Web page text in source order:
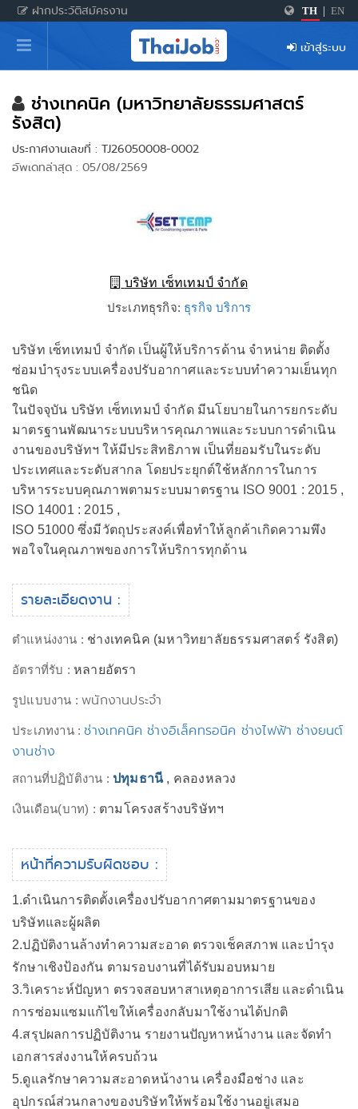
ฝากประวัติสมัครงาน TH EN
หน้าหลัก
ผู้สมัครงาน: เข้าสู่ระบบ
ฝากประวัติสมัครงาน
เกร็ดความรู้
เข้าสู่ระบบ
ช่างเทคนิค (มหาวิทยาลัยธรรมศาสตร์
รังสิต)
ประกาศงานเลขที่ : TJ26050008-0002
อัพเดทล่าสุด : 05/08/2569
บริษัท เซ็ทเทมป์ จำกัด
ประเภทธุรกิจ: ธุรกิจ บริการ
บริษัท เซ็ทเทมป์ จำกัด เป็นผู้ให้บริการด้าน จำหน่าย ติดตั้ง
ซ่อมบำรุงระบบเครื่องปรับอากาศและระบบทำความเย็นทุก
ชนิด
ในปัจจุบัน บริษัท เซ็ทเทมป์ จำกัด มีนโยบายในการยกระดับ
มาตรฐานพัฒนาระบบบริหารคุณภาพและระบบการดำเนิน
งานของบริษัทฯ ให้มีประสิทธิภาพ เป็นที่ยอมรับในระดับ
ประเทศและระดับสากล โดยประยุกต์ใช้หลักการในการ
บริหารระบบคุณภาพตามระบบมาตรฐาน ISO 9001 : 2015 ,
ISO 14001 : 2015 ,
ISO 51000 ซึ่งมีวัตถุประสงค์เพื่อทำให้ลูกค้าเกิดความพึง
พอใจในคุณภาพของการให้บริการทุกด้าน
รายละเอียดงาน :
ตำแหน่งงาน : ช่างเทคนิค (มหาวิทยาลัยธรรมศาสตร์ รังสิต)
อัตราที่รับ : หลายอัตรา
รูปแบบงาน :พนักงานประจำ
ประเภทงาน :ช่างเทคนิค ช่างอิเล็คทรอนิค ช่างไฟฟ้า ช่างยนต์
งานช่าง
สถานที่ปฏิบัติงาน : ปทุมธานี, คลองหลวง
เงินเดือน(บาท) : ตามโครงสร้างบริษัทฯ
หน้าที่ความรับผิดชอบ :
1.ดำเนินการติดตั้งเครื่องปรับอากาศตามมาตรฐานของ
บริษัทและผู้ผลิต
2.ปฏิบัติงานล้างทำความสะอาด ตรวจเช็คสภาพ และบำรุง
รักษาเชิงป้องกัน ตามรอบงานที่ได้รับมอบหมาย
3.วิเคราะห์ปัญหา ตรวจสอบหาสาเหตุอาการเสีย และดำเนิน
การซ่อมแซมแก้ไขให้เครื่องกลับมาใช้งานได้ปกติ
4.สรุปผลการปฏิบัติงาน รายงานปัญหาหน้างาน และจัดทำ
เอกสารส่งงานให้ครบถ้วน
5.ดูแลรักษาความสะอาดหน้างาน เครื่องมือช่าง และ
อุปกรณ์ส่วนกลางของบริษัทให้พร้อมใช้งานอยู่เสมอ